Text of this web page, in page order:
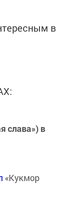
в
слава») в
«Кукмор